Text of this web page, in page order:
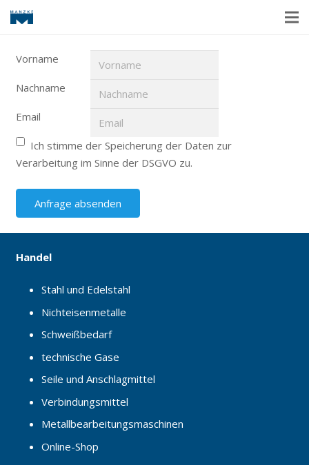
Vorname
Nachname
Email
Ich stimme der Speicherung der Daten zur
Verarbeitung im Sinne der DSGVO zu.
Handel
Stahl und Edelstahl
Nichteisenmetalle
Schweißbedarf
technische Gase
Seile und Anschlagmittel
Verbindungsmittel
Metallbearbeitungsmaschinen
Online-Shop